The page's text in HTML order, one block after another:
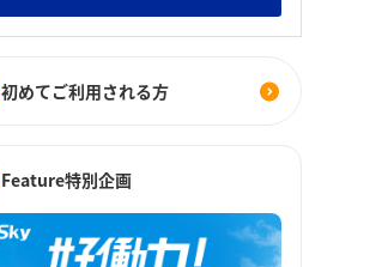
初めてご利用される方
Feature特別企画